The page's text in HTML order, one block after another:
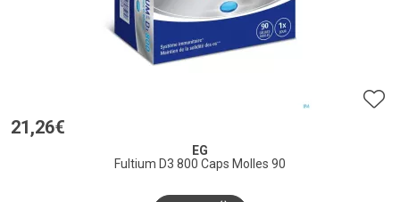
21 ,26€
EG
Fultium D3 800 Caps Molles 90